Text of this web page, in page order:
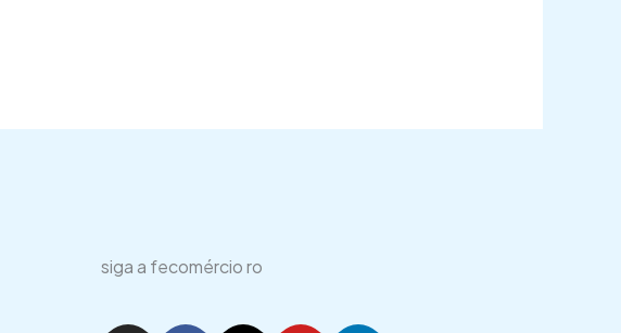
siga a fecomércio ro